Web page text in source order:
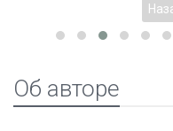
Об авторе